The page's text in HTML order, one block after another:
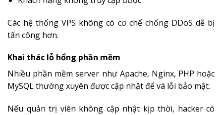
Các hệ thống VPS không có cơ chế chống DDoS dễ bị
tấn công hơn.
Khai thác lỗ hổng phần mềm
Nhiều phần mềm server như Apache, Nginx, PHP hoặc
MySQL thường xuyên được cập nhật để vá lỗi bảo mật.
Nếu quản trị viên không cập nhật kịp thời, hacker có